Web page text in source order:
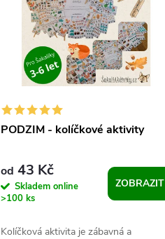
PODZIM - kolíčkové aktivity
od 43 Kč
Skladem online
>100 ks
ZOBRAZIT
Kolíčková aktivita je zábavná a